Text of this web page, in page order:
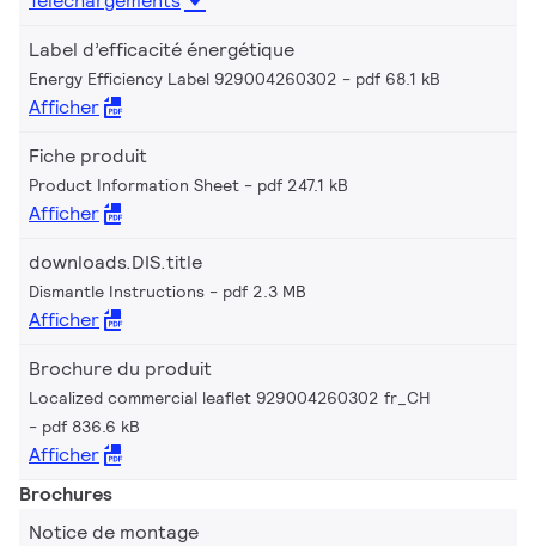
Label d’efficacité énergétique
Energy Efficiency Label 929004260302 pdf 68.1 kB
Afficher
Fiche produit
Product Information Sheet pdf 247.1 kB
Afficher
downloads.DIS.title
Dismantle Instructions pdf 2.3 MB
Afficher
Brochure du produit
Localized commercial leaflet 929004260302 fr_CH
pdf 836.6 kB
Afficher
Brochures
Notice de montage